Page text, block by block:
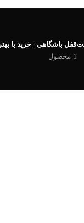
قفل باشگاهی | خرید با
1 محصول